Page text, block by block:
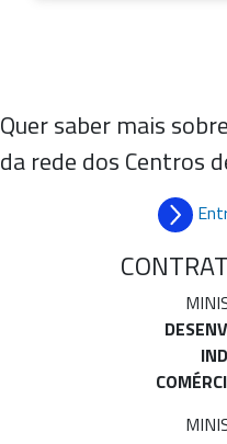
Quer saber mais
da rede dos Centros